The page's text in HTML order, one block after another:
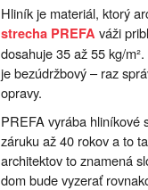
Hliník je materiál, ktorý
strecha PREFAváži
dosahuje 35 až 55 kg/
je bezúdržbový – raz
opravy.
PREFA vyrába hliníkové
záruku až 40 rokov a to
architektov to znamená
dom bude vyzerať